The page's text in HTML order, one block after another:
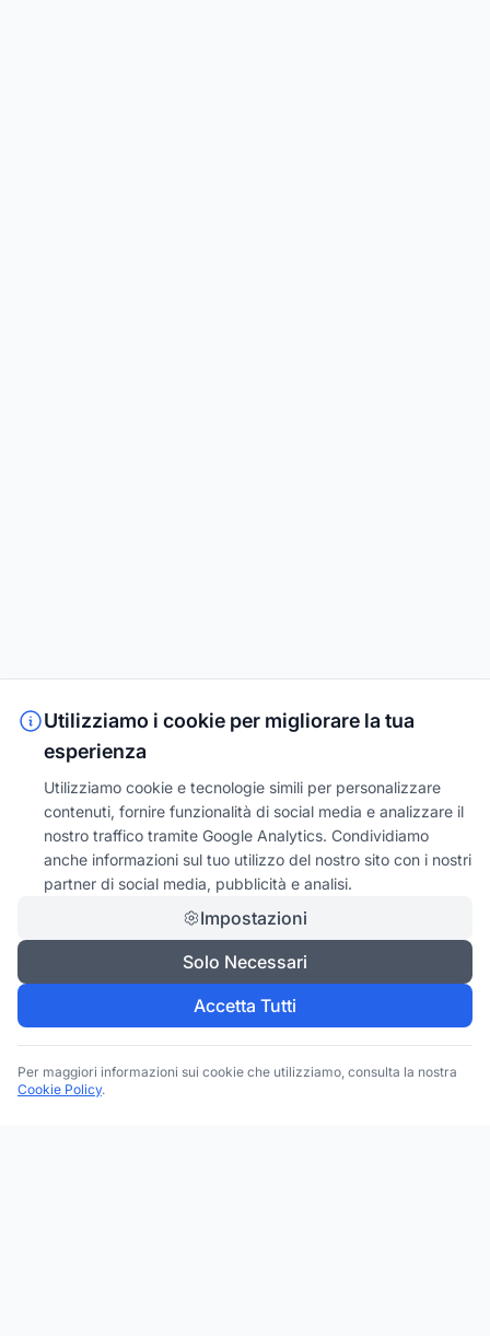
Utilizziamo i cookie per migliorare la tua
esperienza
Utilizziamo cookie e tecnologie simili per personalizzare
contenuti, fornire funzionalità di social media e analizzare il
nostro traffico tramite Google Analytics. Condividiamo
anche informazioni sul tuo utilizzo del nostro sito con i nostri
partner di social media, pubblicità e analisi.
Impostazioni
Solo Necessari
Accetta Tutti
Per maggiori informazioni sui cookie che utilizziamo, consulta la nostra
Cookie Policy.